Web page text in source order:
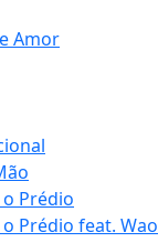
Amor
Prédio
Prédio feat. Wao